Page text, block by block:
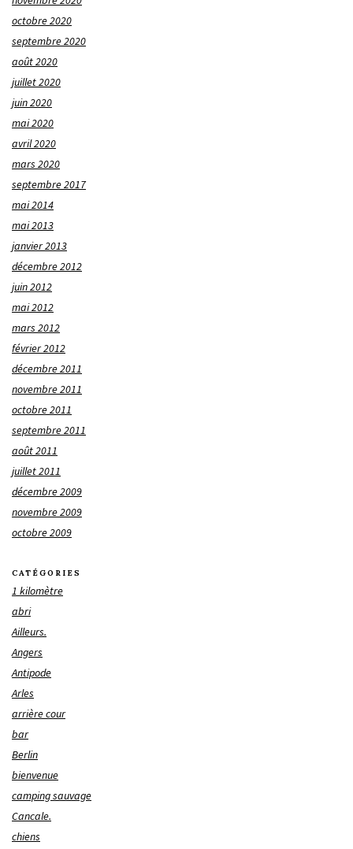
octobre 2020
septembre 2020
août 2020
juillet 2020
juin 2020
mai 2020
avril 2020
mars 2020
septembre 2017
mai 2014
mai 2013
janvier 2013
décembre 2012
juin 2012
mai 2012
mars 2012
février 2012
décembre 2011
novembre 2011
octobre 2011
septembre 2011
août 2011
juillet 2011
décembre 2009
novembre 2009
octobre 2009
CATÉGORIES
1 kilomètre
abri
Ailleurs.
Angers
Antipode
Arles
arrière cour
bar
Berlin
bienvenue
camping sauvage
Cancale.
chiens